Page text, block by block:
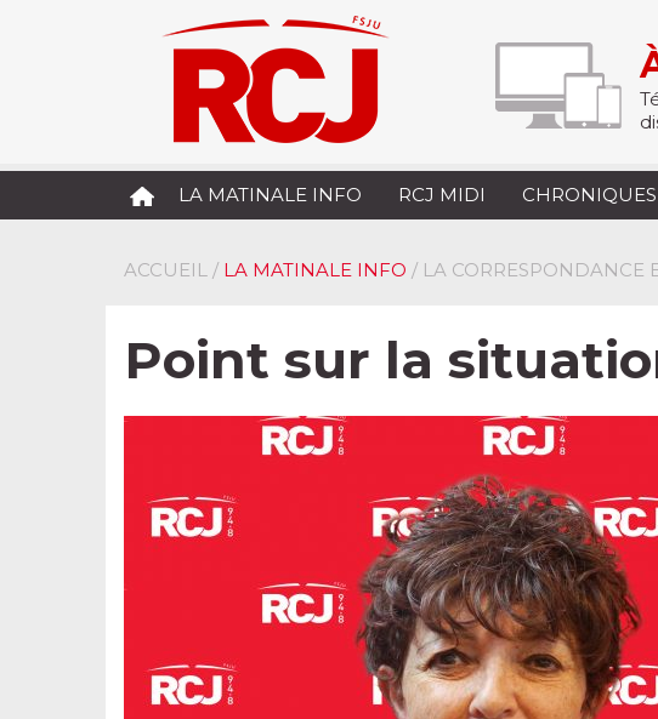
LA MATINALE INFO RCJ MIDI CHRONIQUES
ACCUEIL / LA MATINALE INFO / LA CORRESPONDANCE
Point sur la